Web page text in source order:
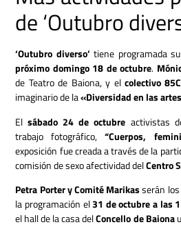
de ‘Outubro
‘Outubro diverso’ tiene programada
próximo domingo 18 de octubre.
de Teatro de Baiona, y el colectivo 85C
imaginario de la«Diversidad en las
Elsábado 24 de octubre activistas
trabajo fotográfico,“Cuerpos,
exposición fue creada a través de la
comisión de sexo afectividad delCentro
Petra Porter y Comité Marikasserán
la programación el31 de octubre a las
el hall de la casa delConcello de Baiona